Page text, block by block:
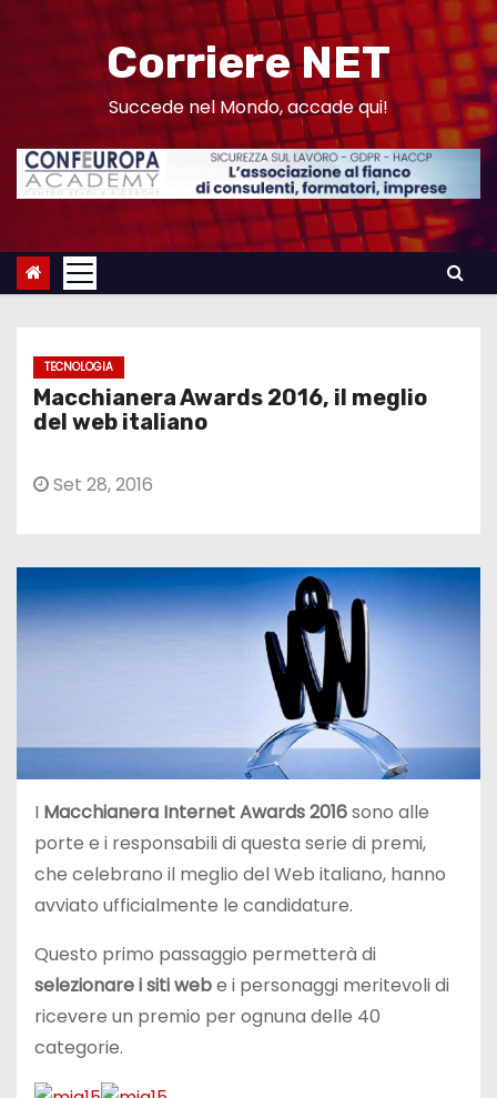
n
Corriere NET
Succede nel Mondo, accade qui!
TECNOLOGIA
Macchianera Awards 2016, il meglio
del web italiano
Set 28, 2016
I Macchianera Internet Awards 2016sono alle
porte e i responsabili di questa serie di premi,
che celebrano il meglio del Web italiano, hanno
avviato ufficialmente le candidature.
Questo primo passaggio permetterà di
selezionare i siti webe i personaggi meritevoli di
ricevere un premio per ognuna delle 40
categorie.